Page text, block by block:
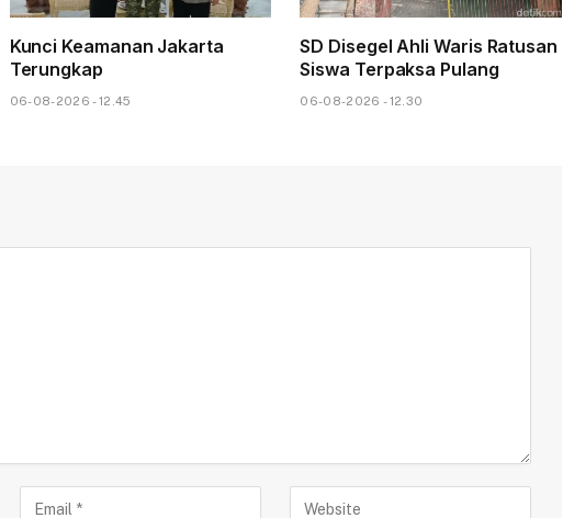
Kunci Keamanan Jakarta
Terungkap
06-08-2026 - 12.45
SD Disegel Ahli Waris Ratusan
Siswa Terpaksa Pulang
06-08-2026 - 12.30